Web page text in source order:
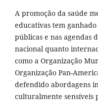
A promoção da saúde
educativas tem
públicas e nas agendas
nacional quanto
como a Organização
Organização Pan-
defendido abordagens
culturalmente sensíveis